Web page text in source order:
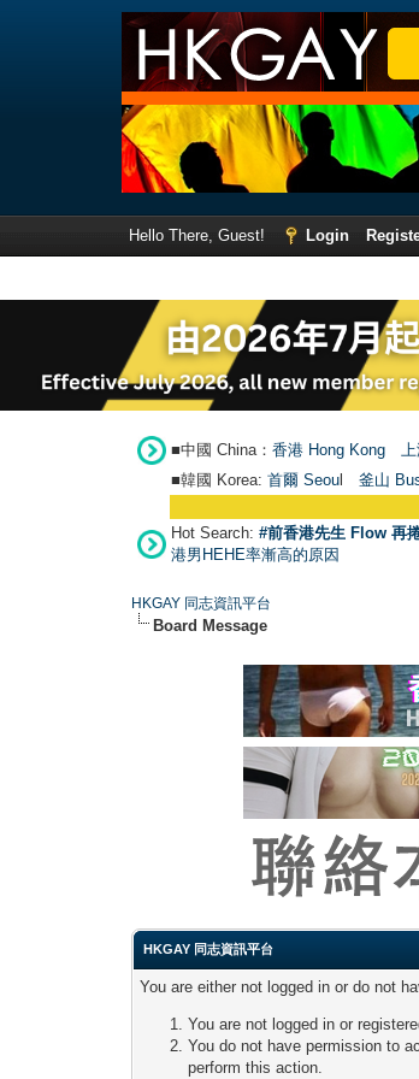
Hello There, Guest! Login
■中國 China： 香港 Hong Kong
■韓國 Korea: 首爾 Seou 釜山
Hot Search: #前香港先生 Flow 再
港男HEHE率漸高的原因
HKGAY 同志資訊平台
Board Message
HKGAY 同志資訊平台
You are either not logged in or do not
You are not logged in or
You do not have permission to
perform this action.